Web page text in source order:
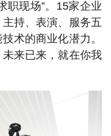
职现场”。15家企业
持、表演、服务五
术的商业化潜力。
来已来，就在你我